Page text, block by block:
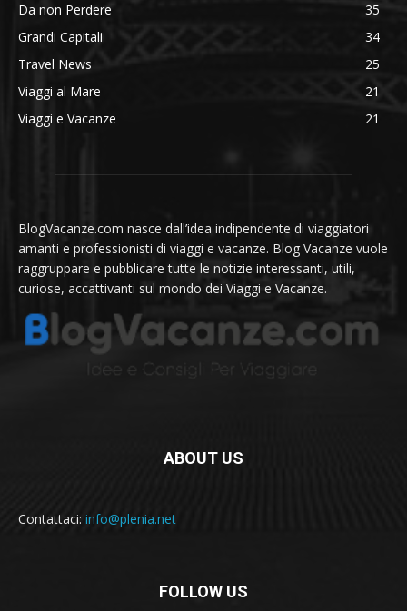
Da non Perdere
35
Grandi Capitali
34
Travel News
25
Viaggi al Mare
21
Viaggi e Vacanze
21
BlogVacanze.com nasce dall’idea indipendente di viaggiatori
amanti e professionisti di viaggi e vacanze. Blog Vacanze vuole
raggruppare e pubblicare tutte le notizie interessanti, utili,
curiose, accattivanti sul mondo dei Viaggi e Vacanze.
ABOUT US
Contattaci: info@plenia.net
FOLLOW US